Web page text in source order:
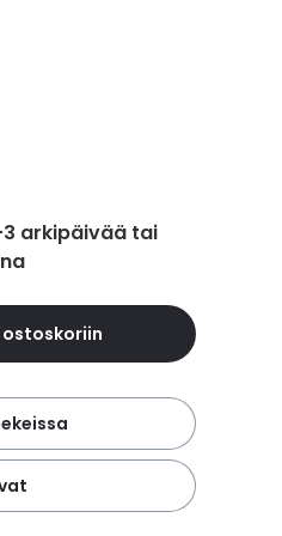
arkipäivää tai
ostoskoriin